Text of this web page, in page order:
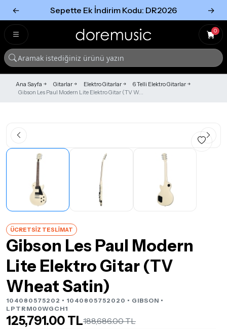
← Sepette Ek İndirim Kodu: DR2026 →
0
Ana Sayfa Gitarlar Elektro Gitarlar
6 Telli Elektro Gitarlar
Gibson Les Paul Modern Lite Elektro Gitar (TV W...
ÜCRETSİZ TESLİMAT
Gibson Les Paul Modern
Lite Elektro Gitar (TV
Wheat Satin)
104080575202 • 1040805752020 • GIBSON •
LPTRM00WGCH1
125,791.00 TL188,686.00 TL
Tümünü Gör
Tümünü gör